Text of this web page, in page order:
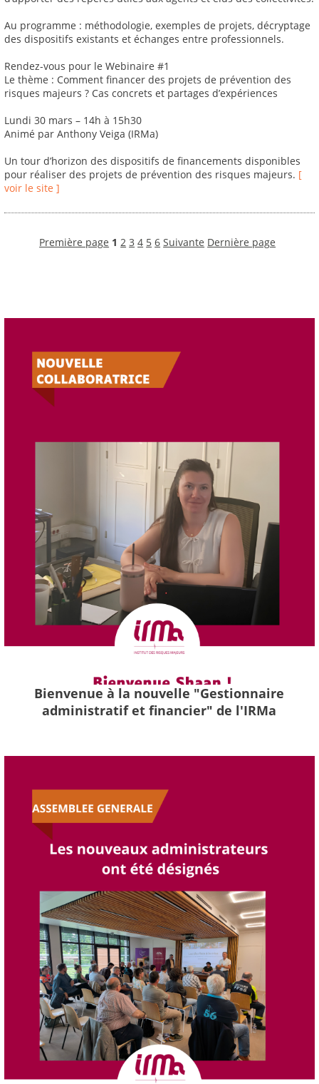
Au programme : méthodologie, exemples de projets, décryptage
des dispositifs existants et échanges entre professionnels.
Rendez-vous pour le Webinaire #1
Le thème : Comment financer des projets de prévention des
risques majeurs ? Cas concrets et partages d’expériences
Lundi 30 mars – 14h à 15h30
Animé par Anthony Veiga (IRMa)
Un tour d’horizon des dispositifs de financements disponibles
pour réaliser des projets de prévention des risques majeurs. [
voir le site ]
Première page 1 2 3 4 5 6 Suivante Dernière page
Bienvenue à la nouvelle "Gestionnaire
administratif et financier" de l'IRMa